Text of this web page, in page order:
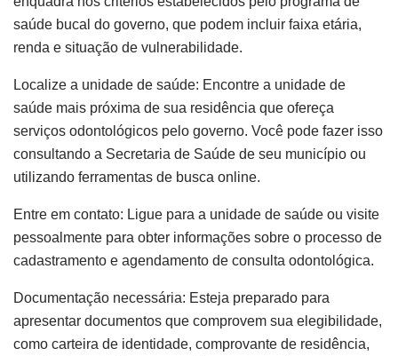
saúde bucal do governo, que podem incluir faixa etária,
renda e situação de vulnerabilidade.
Localize a unidade de saúde: Encontre a unidade de
saúde mais próxima de sua residência que ofereça
serviços odontológicos pelo governo. Você pode fazer isso
consultando a Secretaria de Saúde de seu município ou
utilizando ferramentas de busca online.
Entre em contato: Ligue para a unidade de saúde ou visite
pessoalmente para obter informações sobre o processo de
cadastramento e agendamento de consulta odontológica.
Documentação necessária: Esteja preparado para
apresentar documentos que comprovem sua elegibilidade,
como carteira de identidade, comprovante de residência,